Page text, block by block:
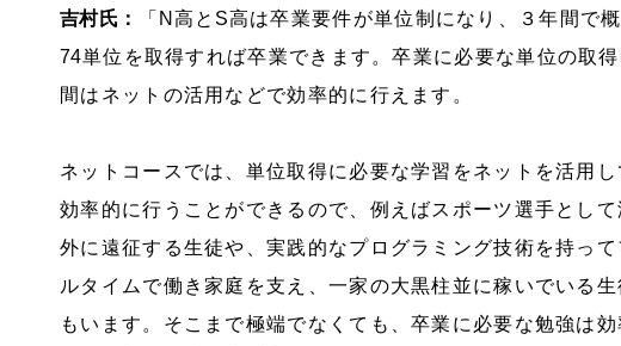
吉村氏： 「 N 高と S高は卒業要件が単位制になり、３年間で
74単位を取得すれば卒業できます。卒業に必要な単位の取
間はネットの活用などで効率的に行えます。
ネットコースでは、単位取得に必要な学習をネットを活用し
効率的に行うことができるので、例えばスポーツ選手として
外に遠征する生徒や、実践的なプログラミング技術を持って
ルタイムで働き家庭を支え、一家の大黒柱並に稼いでいる
もいます。そこまで極端でなくても、卒業に必要な勉強は